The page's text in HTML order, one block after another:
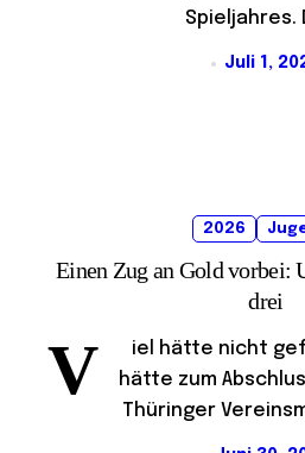
Spieljahres.
Juli 1,
2026
Einen Zug an Gold vorbei:
drei
V
iel hätte nicht
hätte zum
Thüringer